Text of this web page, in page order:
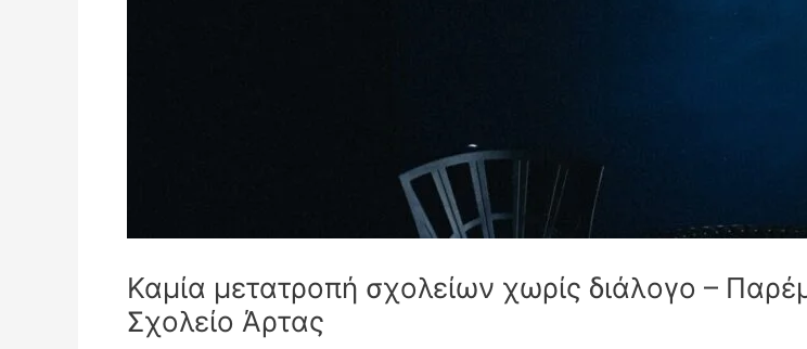
Καμία μετατροπή σχολείων χωρίς διάλογο –
Σχολείο Άρτας